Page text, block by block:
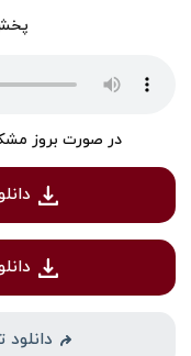
در صورت بروز